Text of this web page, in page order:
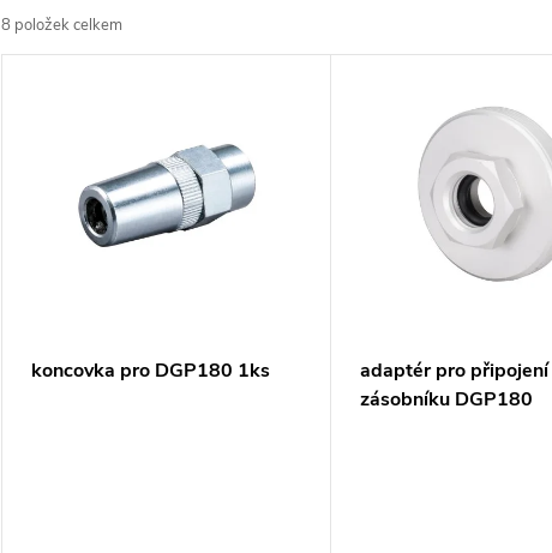
z
8 položek celkem
koncovka pro DGP180 1ks
adaptér pro připojení
zásobníku DGP180